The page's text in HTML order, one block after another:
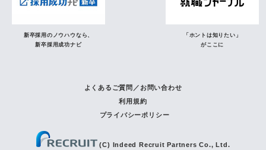
新卒採用のノウハウなら、
新卒採用成功ナビ
「ホントは知りたい」
がここに
(C) Indeed Recruit Partners Co., Ltd.
よくあるご質問／お問い合わせ
利用規約
プライバシーポリシー